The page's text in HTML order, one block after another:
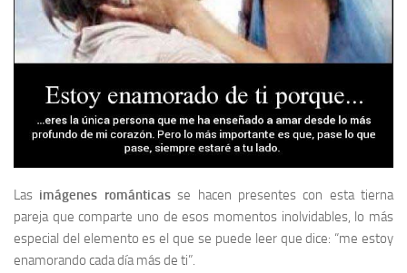
Las imágenes románticasse hacen presentes con esta tierna
pareja que comparte uno de esos momentos inolvidables, lo más
especial del elemento es el que se puede leer que dice: “me estoy
enamorando cada día más de ti”.